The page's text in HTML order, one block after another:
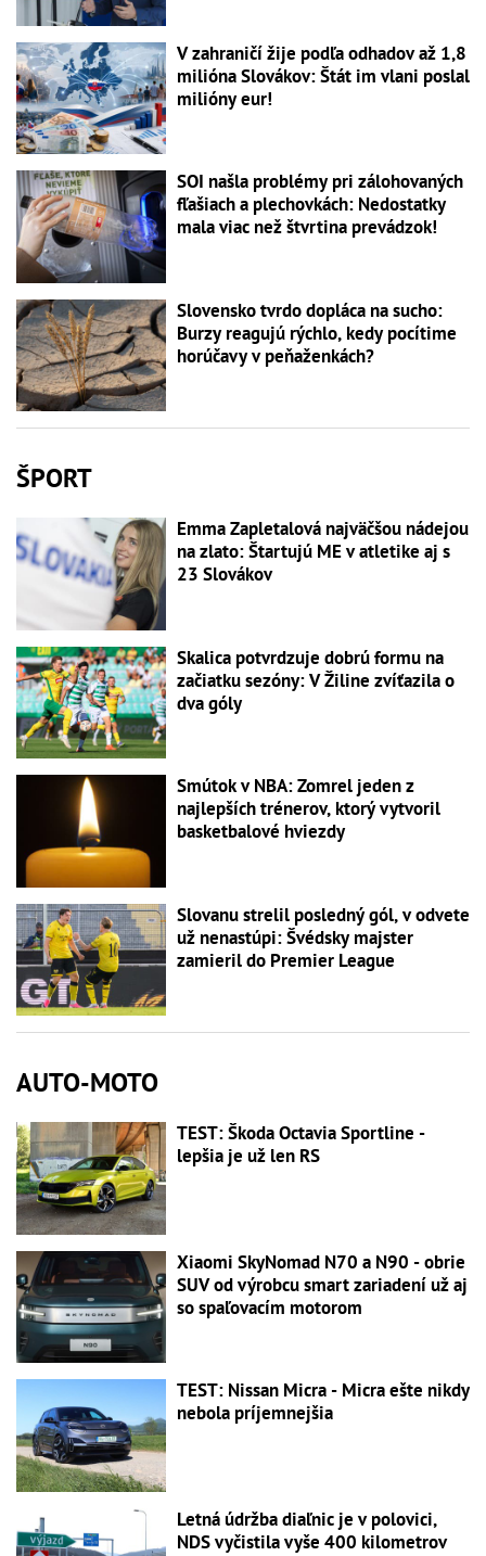
V zahraničí žije podľa odhadov až 1,8
milióna Slovákov: Štát im vlani poslal
milióny eur!
SOI našla problémy pri zálohovaných
fľašiach a plechovkách: Nedostatky
mala viac než štvrtina prevádzok!
Slovensko tvrdo dopláca na sucho:
Burzy reagujú rýchlo, kedy pocítime
horúčavy v peňaženkách?
ŠPORT
Emma Zapletalová najväčšou nádejou
na zlato: Štartujú ME v atletike aj s
23 Slovákov
Skalica potvrdzuje dobrú formu na
začiatku sezóny: V Žiline zvíťazila o
dva góly
Smútok v NBA: Zomrel jeden z
najlepších trénerov, ktorý vytvoril
basketbalové hviezdy
Slovanu strelil posledný gól, v odvete
už nenastúpi: Švédsky majster
zamieril do Premier League
AUTO-MOTO
TEST: Škoda Octavia Sportline -
lepšia je už len RS
Xiaomi SkyNomad N70 a N90 - obrie
SUV od výrobcu smart zariadení už aj
so spaľovacím motorom
TEST: Nissan Micra - Micra ešte nikdy
nebola príjemnejšia
Letná údržba diaľnic je v polovici,
NDS vyčistila vyše 400 kilometrov